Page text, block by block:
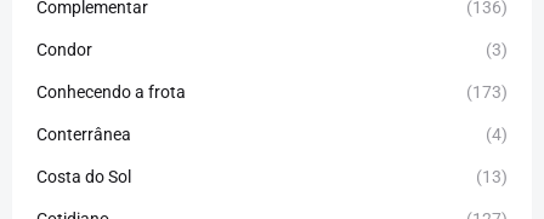
Complementar (136)
Condor (3)
Conhecendo a frota (173)
Conterrânea (4)
Costa do Sol (13)